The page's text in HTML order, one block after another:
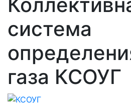
система
газа КСОУГ